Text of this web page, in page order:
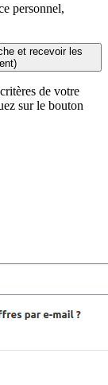
personnel,
et recevoir les
de votre
sur le bouton